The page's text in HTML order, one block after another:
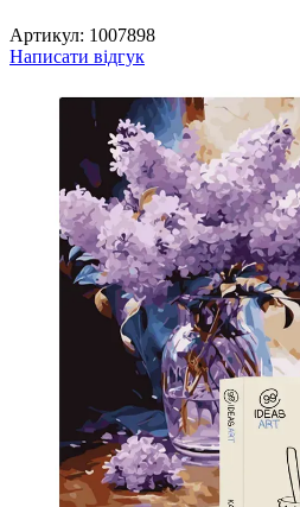
Артикул: 1007898
Написати відгук